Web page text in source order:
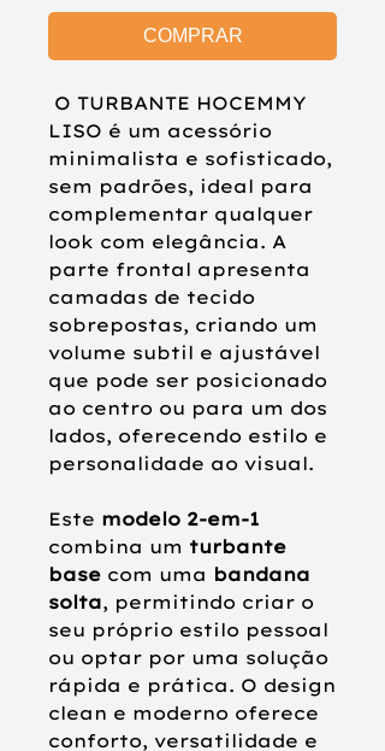
COMPRAR
O TURBANTE HOCEMMY
LISO é um acessório
minimalista e sofisticado,
sem padrões, ideal para
complementar qualquer
look com elegância. A
parte frontal apresenta
camadas de tecido
sobrepostas, criando um
volume subtil e ajustável
que pode ser posicionado
ao centro ou para um dos
lados, oferecendo estilo e
personalidade ao visual.
Este modelo 2-em-1
combina um turbante
base com uma bandana
solta, permitindo criar o
seu próprio estilo pessoal
ou optar por uma solução
rápida e prática. O design
clean e moderno oferece
conforto, versatilidade e